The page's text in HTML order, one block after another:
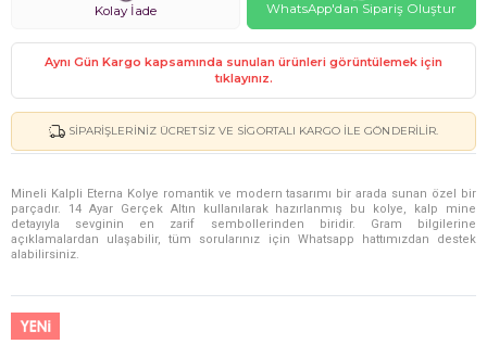
Kolay İade WhatsApp'dan Sipariş Oluştur
Aynı Gün Kargo kapsamında sunulan ürünleri görüntülemek için
tıklayınız.
SIPARIŞLERINIZ ÜCRETSIZ VE SIGORTALI KARGO ILE GÖNDERILIR.
Mineli Kalpli Eterna Kolye romantik ve modern tasarımı bir arada sunan özel bir
parçadır. 14 Ayar Gerçek Altın kullanılarak hazırlanmış bu kolye, kalp mine
detayıyla sevginin en zarif sembollerinden biridir. Gram bilgilerine
açıklamalardan ulaşabilir, tüm sorularınız için Whatsapp hattımızdan destek
alabilirsiniz.